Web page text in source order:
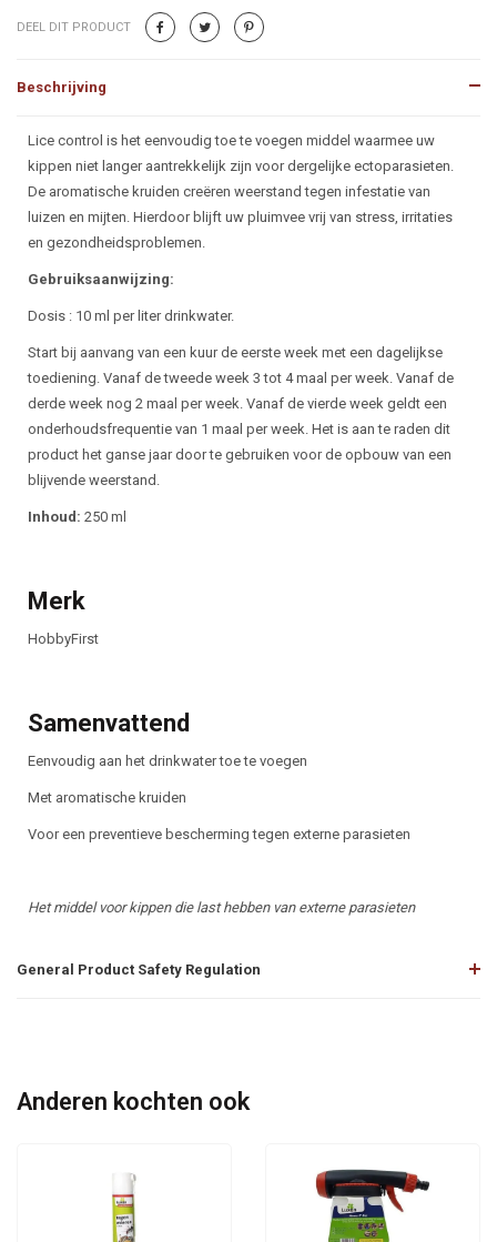
DEEL DIT PRODUCT
Beschrijving
Beschrijving
Lice control is het eenvoudig toe te voegen middel waarmee uw
kippen niet langer aantrekkelijk zijn voor dergelijke ectoparasieten.
De aromatische kruiden creëren weerstand tegen infestatie van
luizen en mijten. Hierdoor blijft uw pluimvee vrij van stress, irritaties
en gezondheidsproblemen.
Gebruiksaanwijzing:
Dosis : 10 ml per liter drinkwater.
Start bij aanvang van een kuur de eerste week met een dagelijkse
toediening. Vanaf de tweede week 3 tot 4 maal per week. Vanaf de
derde week nog 2 maal per week. Vanaf de vierde week geldt een
onderhoudsfrequentie van 1 maal per week. Het is aan te raden dit
product het ganse jaar door te gebruiken voor de opbouw van een
blijvende weerstand.
Inhoud: 250 ml
Merk
HobbyFirst
Samenvattend
Eenvoudig aan het drinkwater toe te voegen
Met aromatische kruiden
Voor een preventieve bescherming tegen externe parasieten
Het middel voor kippen die last hebben van externe parasieten
General Product Safety Regulation
Anderen kochten ook